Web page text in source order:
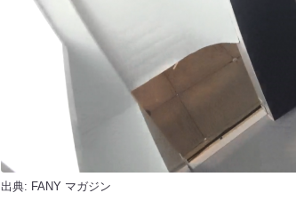
出典: FANY マガジン